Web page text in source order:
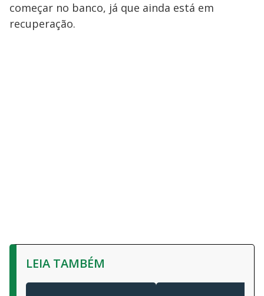
começar no banco, já que ainda está em
recuperação.
LEIA TAMBÉM